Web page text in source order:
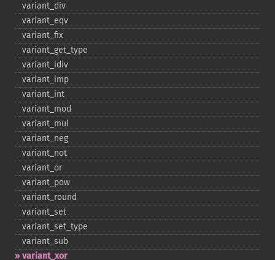
variant_​div
variant_​eqv
variant_​fix
variant_​get_​type
variant_​idiv
variant_​imp
variant_​int
variant_​mod
variant_​mul
variant_​neg
variant_​not
variant_​or
variant_​pow
variant_​round
variant_​set
variant_​set_​type
variant_​sub
variant_​xor